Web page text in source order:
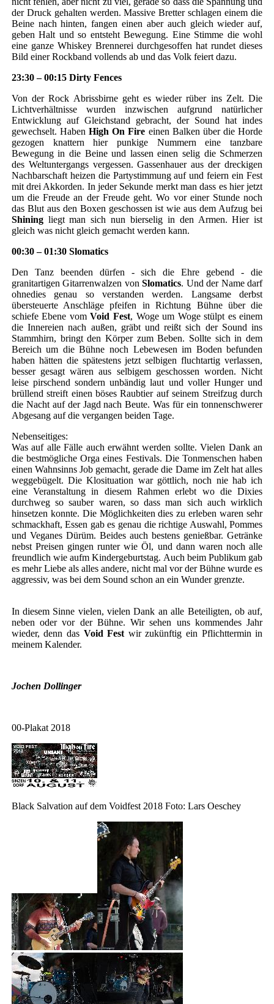
der Druck gehalten werden. Massive Bretter schlagen einem die
Beine nach hinten, fangen einen aber auch gleich wieder auf,
geben Halt und so entsteht Bewegung. Eine Stimme die wohl
eine ganze Whiskey Brennerei durchgesoffen hat rundet dieses
Bild einer Rockband vollends ab und das Volk feiert dazu.
23:30 – 00:15 Dirty Fences
Von der Rock Abrissbirne geht es wieder rüber ins Zelt. Die
Lichtverhältnisse wurden inzwischen aufgrund natürlicher
Entwicklung auf Gleichstand gebracht, der Sound hat indes
gewechselt. HabenHigh On Fire einen Balken über die Horde
gezogen knattern hier punkige Nummern eine tanzbare
Bewegung in die Beine und lassen einen selig die Schmerzen
des Weltuntergangs vergessen. Gassenhauer aus der dreckigen
Nachbarschaft heizen die Partystimmung auf und feiern ein Fest
mit drei Akkorden. In jeder Sekunde merkt man dass es hier jetzt
um die Freude an der Freude geht. Wo vor einer Stunde noch
das Blut aus den Boxen geschossen ist wie aus dem Aufzug bei
Shiningliegt man sich nun bierselig in den Armen. Hier ist
gleich was nicht gleich gemacht werden kann.
00:30 – 01:30 Slomatics
Den Tanz beenden dürfen - sich die Ehre gebend - die
granitartigen Gitarrenwalzen vonSlomatics. Und der Name darf
ohnedies genau so verstanden werden. Langsame derbst
übersteuerte Anschläge pfeifen in Richtung Bühne über die
schiefe Ebene vomVoid Fest, Woge um Woge stülpt es einem
die Innereien nach außen, gräbt und reißt sich der Sound ins
Stammhirn, bringt den Körper zum Beben. Sollte sich in dem
Bereich um die Bühne noch Lebewesen im Boden befunden
haben hätten die spätestens jetzt selbigen fluchtartig verlassen,
besser gesagt wären aus selbigem geschossen worden. Nicht
leise pirschend sondern unbändig laut und voller Hunger und
brüllend streift einen böses Raubtier auf seinem Streifzug durch
die Nacht auf der Jagd nach Beute. Was für ein tonnenschwerer
Abgesang auf die vergangen beiden Tage.
Nebenseitiges:
Was auf alle Fälle auch erwähnt werden sollte. Vielen Dank an
die bestmögliche Orga eines Festivals. Die Tonmenschen haben
einen Wahnsinns Job gemacht, gerade die Dame im Zelt hat alles
weggebügelt. Die Klosituation war göttlich, noch nie hab ich
eine Veranstaltung in diesem Rahmen erlebt wo die Dixies
durchweg so sauber waren, so dass man sich auch wirklich
hinsetzen konnte. Die Möglichkeiten dies zu erleben waren sehr
schmackhaft, Essen gab es genau die richtige Auswahl, Pommes
und Veganes Dürüm. Beides auch bestens genießbar. Getränke
nebst Preisen gingen runter wie Öl, und dann waren noch alle
freundlich wie aufm Kindergeburtstag. Auch beim Publikum gab
es mehr Liebe als alles andere, nicht mal vor der Bühne wurde es
aggressiv, was bei dem Sound schon an ein Wunder grenzte.
In diesem Sinne vielen, vielen Dank an alle Beteiligten, ob auf,
neben oder vor der Bühne. Wir sehen uns kommendes Jahr
wieder, denn das Void Fest wir zukünftig ein Pflichttermin in
meinem Kalender.
Jochen Dollinger
00-Plakat 2018
Black Salvation auf dem Voidfest 2018 Foto: Lars Oeschey